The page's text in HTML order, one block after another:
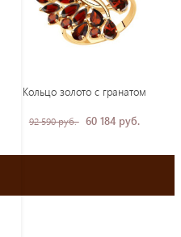
Кольцо золото с гранатом
92 590 руб. 60 184 руб.